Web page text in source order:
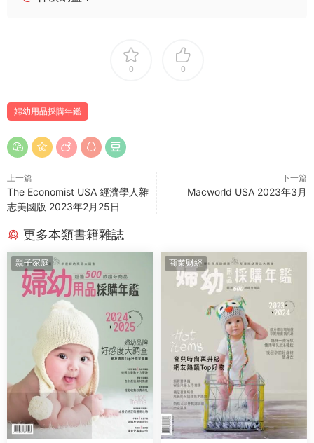
0 0
婦幼用品採購年鑑
上一篇
The Economist USA 經濟學人雜
志美國版 2023年2月25日
下一篇
Macworld USA 2023年3月
更多本類書籍雜誌
親子家庭 商業财經